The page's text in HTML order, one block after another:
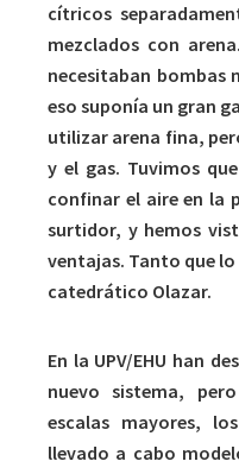
cítricos
mezclados con
necesitaban bombas
eso suponía un gran
utilizar arena fina,
y el gas. Tuvimos
confinar el aire en la
surtidor, y hemos
ventajas. Tanto que
catedrático Olazar.
En la UPV/EHU han
nuevo sistema,
escalas mayores,
llevado a cabo